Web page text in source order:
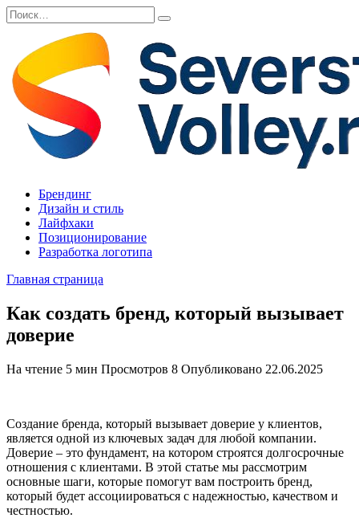
Перейти
к
содержанию
Search
for:
Брендинг
Дизайн и стиль
Лайфхаки
Позиционирование
Разработка логотипа
Главная страница
Как создать бренд, который вызывает
доверие
На чтение 5 мин Просмотров 8 Опубликовано 22.06.2025
Создание бренда, который вызывает доверие у клиентов,
является одной из ключевых задач для любой компании.
Доверие – это фундамент, на котором строятся долгосрочные
отношения с клиентами. В этой статье мы рассмотрим
основные шаги, которые помогут вам построить бренд,
который будет ассоциироваться с надежностью, качеством и
честностью.